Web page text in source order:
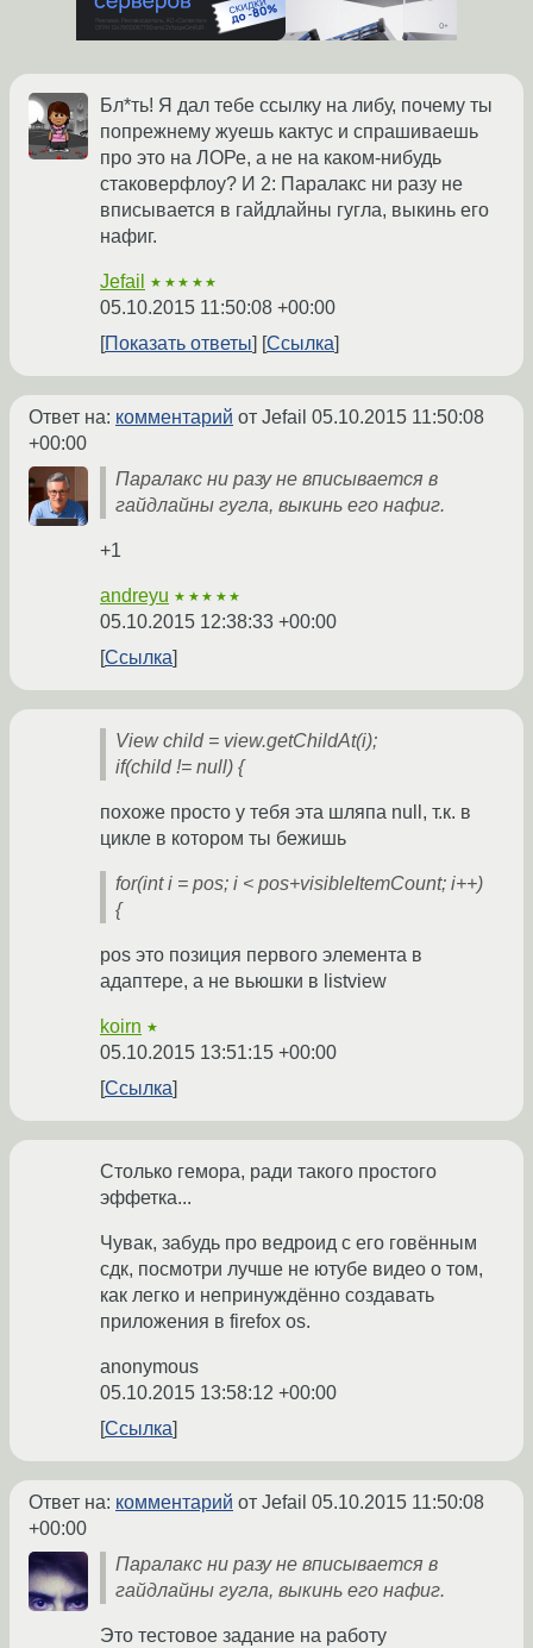
Бл*ть! Я дал тебе ссылку на либу, почему ты
попрежнему жуешь кактус и спрашиваешь
про это на ЛОРе, а не на каком-нибудь
стаковерфлоу? И 2: Паралакс ни разу не
вписывается в гайдлайны гугла, выкинь его
нафиг.
Jefail ★★★★★
05.10.2015 11:50:08 +00:00
Показать ответы
Ссылка
Ответ на: комментарий от Jefail 05.10.2015 11:50:08
+00:00
Паралакс ни разу не вписывается в
гайдлайны гугла, выкинь его нафиг.
+1
andreyu ★★★★★
05.10.2015 12:38:33 +00:00
Ссылка
View child = view.getChildAt(i);
if(child != null) {
похоже просто у тебя эта шляпа null, т.к. в
цикле в котором ты бежишь
for(int i = pos; i < pos+visibleItemCount; i++)
{
pos это позиция первого элемента в
адаптере, а не вьюшки в listview
koirn ★
05.10.2015 13:51:15 +00:00
Ссылка
Столько гемора, ради такого простого
эффетка...
Чувак, забудь про ведроид с его говённым
сдк, посмотри лучше не ютубе видео о том,
как легко и непринуждённо создавать
приложения в firefox os.
anonymous
05.10.2015 13:58:12 +00:00
Ссылка
Ответ на: комментарий от Jefail 05.10.2015 11:50:08
+00:00
Паралакс ни разу не вписывается в
гайдлайны гугла, выкинь его нафиг.
Это тестовое задание на работу